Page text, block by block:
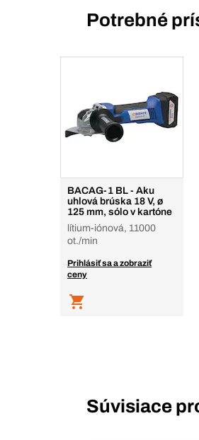
Potrebné
BACAG-1 BL - Aku
uhlová brúska 18 V, ø
125 mm, sólo v kartóne
lítium-iónová, 11000
ot./min
Prihlásiť sa a zobraziť
ceny
Súvisiace